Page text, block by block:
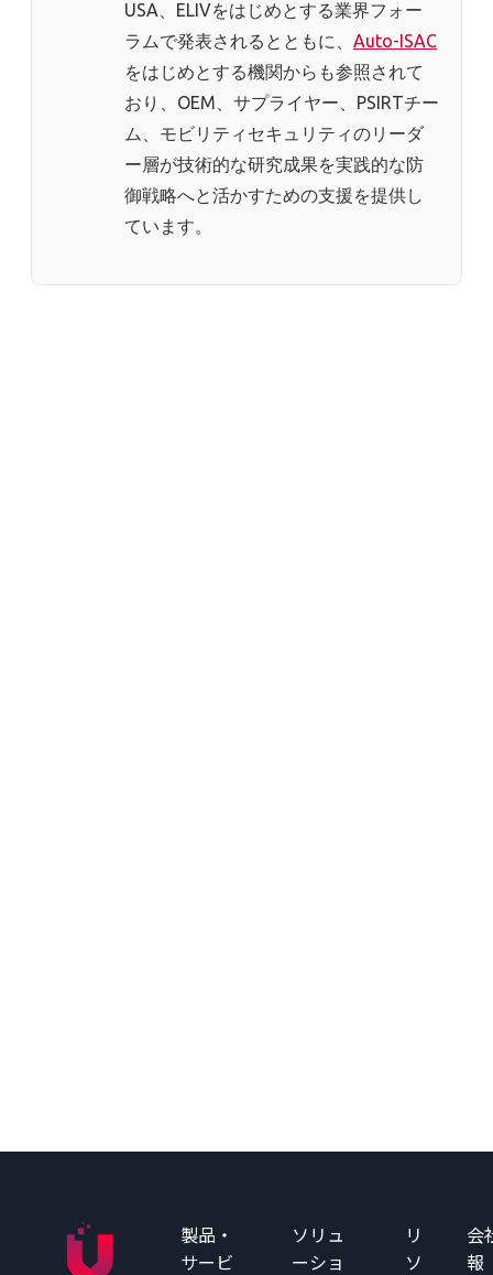
USA、ELIVをはじめとする業界フォー
ラムで発表されるとともに、 Auto-ISAC
をはじめとする機関からも参照されて
おり、OEM、サプライヤー、PSIRTチー
ム、モビリティセキュリティのリーダ
ー層が技術的な研究成果を実践的な防
御戦略へと活かすための支援を提供し
ています。
製品・
サービ
ソリュ
ーショ
リ
ソ
会
報